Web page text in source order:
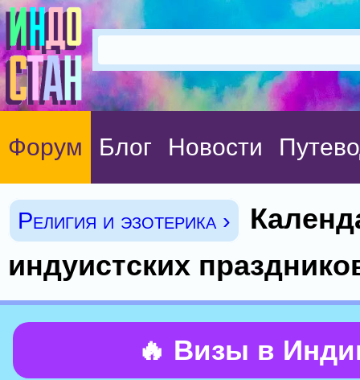
Форум Блог Новости
Религия и эзотерика ›
индуистских
🔥 Визы в